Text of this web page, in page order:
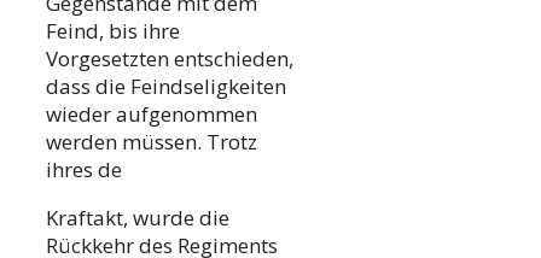
Feind, bis ihre
Vorgesetzten entschieden,
dass die Feindseligkeiten
wieder aufgenommen
werden müssen. Trotz
ihres de
Kraftakt, wurde die
Rückkehr des Regiments